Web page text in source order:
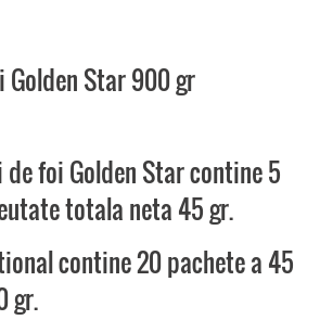
Star 900 gr
foi Golden Star contine 5
totala neta 45 gr.
contine 20 pachete a 45
gr.